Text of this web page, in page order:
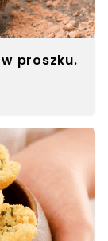
proszku.